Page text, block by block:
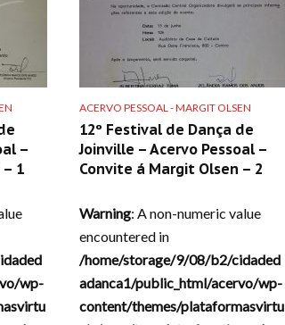
–
1
wp-
ACERVO PESSOAL - MARGIT OLSEN
12º Festival de Dança de
Joinville – Acervo Pessoal –
Convite á Margit Olsen – 2
Warning: A non-numeric value
encountered in
/home/storage/9/08/b2/cidaded
adanca1/public_html/acervo/wp-
content/themes/plataformasvirtu